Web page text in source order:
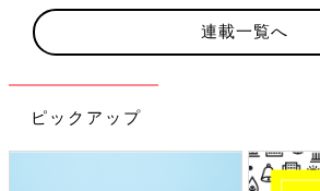
連載一覧へ
ピックアップ